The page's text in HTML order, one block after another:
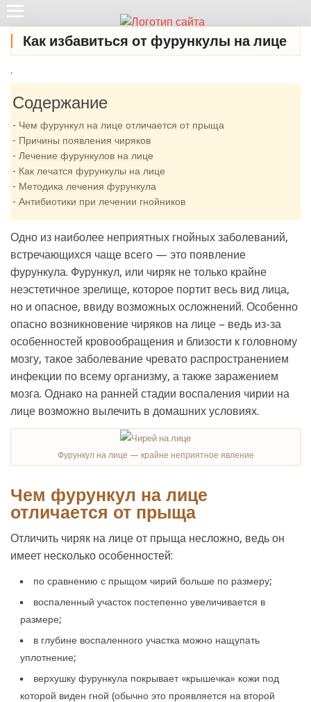
Как избавиться от фурункулы на лице
.
Содержание
Чем фурункул на лице отличается от прыща
Причины появления чиряков
Лечение фурункулов на лице
Как лечатся фурункулы на лице
Методика лечения фурункула
Антибиотики при лечении гнойников
Одно из наиболее неприятных гнойных заболеваний,
встречающихся чаще всего — это появление
фурункула. Фурункул, или чиряк не только крайне
неэстетичное зрелище, которое портит весь вид лица,
но и опасное, ввиду возможных осложнений. Особенно
опасно возникновение чиряков на лице – ведь из-за
особенностей кровообращения и близости к головному
мозгу, такое заболевание чревато распространением
инфекции по всему организму, а также заражением
мозга. Однако на ранней стадии воспаления чирии на
лице возможно вылечить в домашних условиях.
Фурункул на лице — крайне неприятное явление
Чем фурункул на лице
отличается от прыща
Отличить чиряк на лице от прыща несложно, ведь он
имеет несколько особенностей:
по сравнению с прыщом чирий больше по размеру;
воспаленный участок постепенно увеличивается в
размере;
в глубине воспаленного участка можно нащупать
уплотнение;
верхушку фурункула покрывает «крышечка» кожи под
которой виден гной (обычно это проявляется на второй